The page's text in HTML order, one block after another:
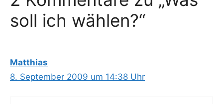
soll ich wählen?“
Matthias
8. September 2009 um 14:38 Uhr